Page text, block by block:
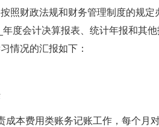
照财政法规和财务管理制度的规
度会计决算报表、统计年报和其
情况的汇报如下：
本费用类账务记账工作，每个月对